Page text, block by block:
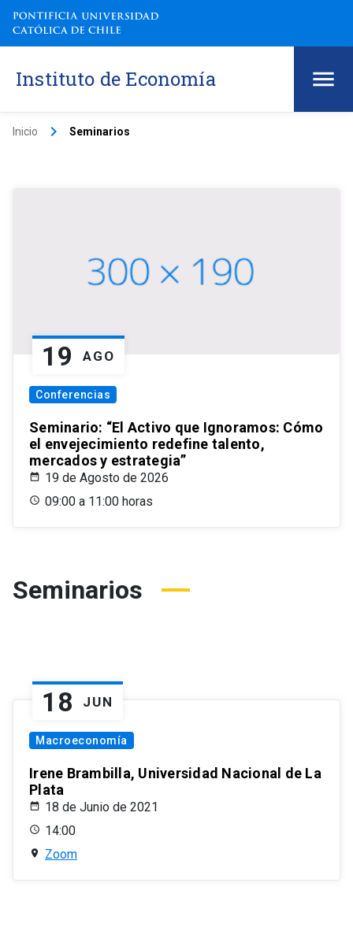
Instituto de Economía
Inicio keyboard_arrow_right Seminarios
19 AGO
Conferencias
Seminario: “El Activo que Ignoramos: Cómo
el envejecimiento redefine talento,
mercados y estrategia”
19 de Agosto de 2026
09:00 a 11:00 horas
Seminarios
18 JUN
Macroeconomía
Irene Brambilla, Universidad Nacional de La
Plata
18 de Junio de 2021
14:00
Zoom